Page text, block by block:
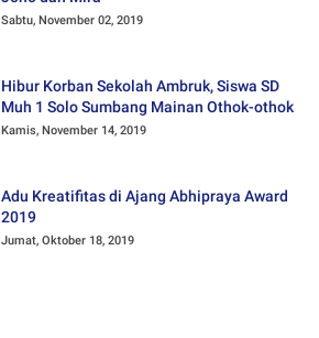
Sabtu, November 02, 2019
Hibur Korban Sekolah Ambruk, Siswa SD
Muh 1 Solo Sumbang Mainan Othok-othok
Kamis, November 14, 2019
Adu Kreatifitas di Ajang Abhipraya Award
2019
Jumat, Oktober 18, 2019